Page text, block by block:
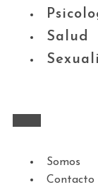
Salud
Somos
Contacto